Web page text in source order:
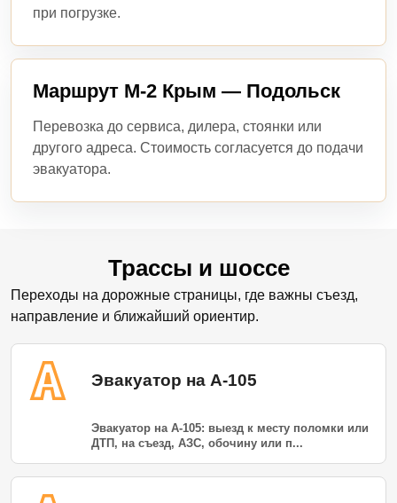
при погрузке.
Маршрут М-2 Крым — Подольск
Перевозка до сервиса, дилера, стоянки или
другого адреса. Стоимость согласуется до подачи
эвакуатора.
Трассы и шоссе
Переходы на дорожные страницы, где важны съезд,
направление и ближайший ориентир.
Эвакуатор на А-105
Эвакуатор на А-105: выезд к месту поломки или
ДТП, на съезд, АЗС, обочину или п...